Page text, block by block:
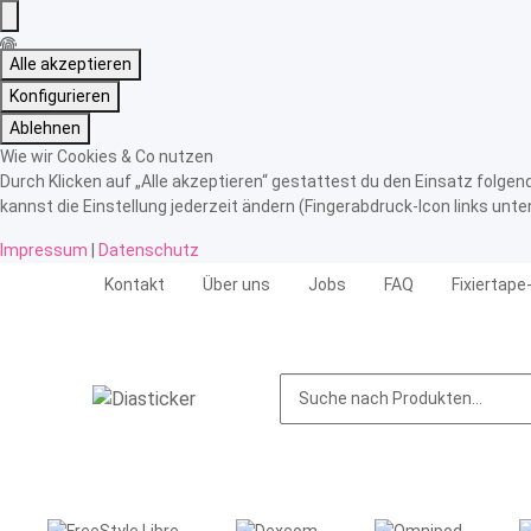
Alle akzeptieren
Konfigurieren
Ablehnen
Wie wir Cookies & Co nutzen
Durch Klicken auf „Alle akzeptieren“ gestattest du den Einsatz
kannst die Einstellung jederzeit ändern (Fingerabdruck-Icon links
Impressum
Datenschutz
Kontakt
Über uns Jobs FAQ